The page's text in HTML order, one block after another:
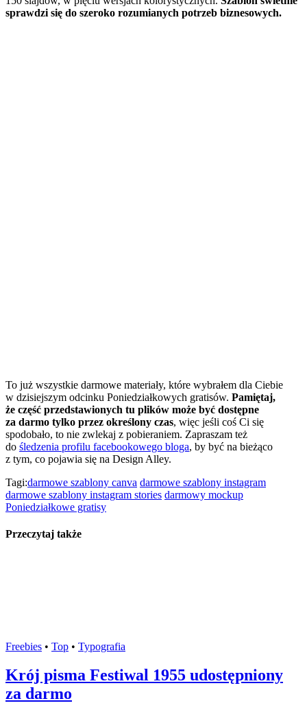
sprawdzi się do szeroko rozumianych potrzeb biznesowych.
To już wszystkie darmowe materiały, które wybrałem dla Ciebie
w dzisiejszym odcinku Poniedziałkowych gratisów. Pamiętaj,
że część przedstawionych tu plików może być dostępne
za darmo tylko przez określony czas, więc jeśli coś Ci się
spodobało, to nie zwlekaj z pobieraniem. Zapraszam też
do śledzenia profilu facebookowego bloga, by być na bieżąco
z tym, co pojawia się na Design Alley.
Tagi:darmowe szablony canva darmowe szablony instagram
darmowe szablony instagram stories darmowy mockup
Poniedziałkowe gratisy
Przeczytaj także
Freebies • Top • Typografia
Krój pisma Festiwal 1955 udostępniony
za darmo